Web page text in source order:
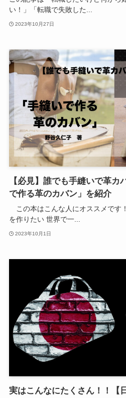
い！」「転職で失敗した...
2023年10月27日
【必見】誰でも手縫いで革カ
で作る革のカバン」を紹介
この本はこんな人にオススメです
を作りたい 世界で一...
2023年10月1日
実はこんなにたくさん！！【